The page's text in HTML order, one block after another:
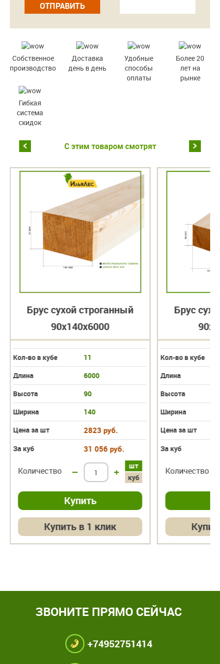
ОТПРАВИТЬ
Собственное
производство
Доставка
день в день
Удобные
способы
оплаты
Более 20
лет на
рынке
Гибкая
система
скидок
С этим товаром смотрят
Брус сухой строганный
90х140х6000
Кол-во в кубе
11
Длина
6000
Высота
90
Ширина
140
Цена за шт
2823 руб.
За куб 31 056 руб.
шт
куб
Количество – +
Купить в 1 клик
Брус
Кол-во в кубе
Длина
Высота
Ширина
Цена за шт
За куб
Количество
ЗВОНИТЕ ПРЯМО СЕЙЧАС
+74952751414